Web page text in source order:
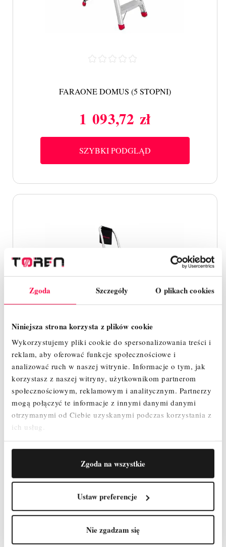
Zgoda Szczegóły O plikach cookies
Niniejsza strona korzysta z plików cookie
Wykorzystujemy pliki cookie do spersonalizowania treści i
reklam, aby oferować funkcje społecznościowe i
analizować ruch w naszej witrynie. Informacje o tym, jak
korzystasz z naszej witryny, użytkownikom partnerom
społecznościowym, reklamowym i analitycznym. Partnerzy
mogą połączyć te informacje z innymi danymi danymi
otrzymanymi od Ciebie uzyskanymi podczas korzystania z
ich usług.
Zgoda na wszystkie
Ustaw preferencje
Nie zgadzam się
FARAONE DOMUS (5 STOPNI)
Cena
1 093,72 zł
SZYBKI PODGLĄD
FARAONE DOMUS (6 STOPNI)
1 193,35 zł
SZYBKI PODGLĄD